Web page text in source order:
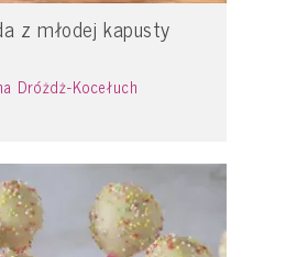
z młodej kapusty
Dróżdż-Kocełuch